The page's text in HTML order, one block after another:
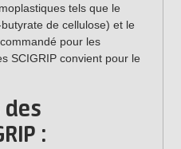
tels que le
de cellulose) et le
pour les
SCIGRIP convient pour le
: